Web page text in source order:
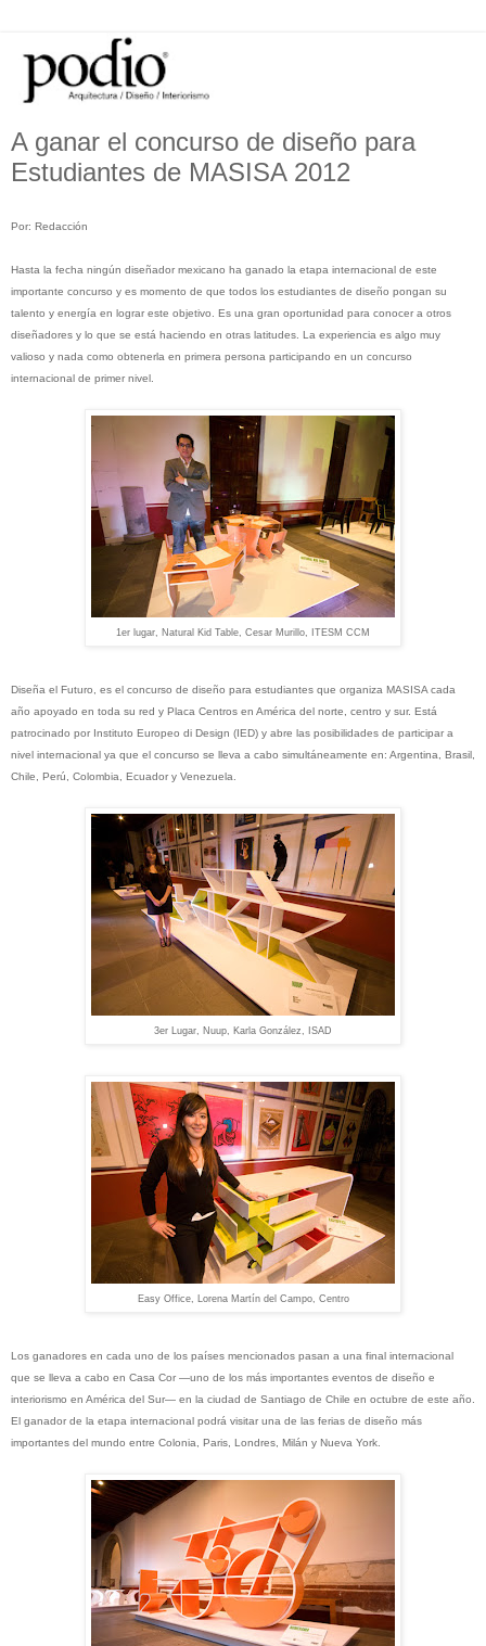
A ganar el concurso de diseño para
Estudiantes de MASISA 2012
Por: Redacción
Hasta la fecha ningún diseñador mexicano ha ganado la etapa internacional de este
importante concurso y es momento de que todos los estudiantes de diseño pongan su
talento y energía en lograr este objetivo. Es una gran oportunidad para conocer a otros
diseñadores y lo que se está haciendo en otras latitudes. La experiencia es algo muy
valioso y nada como obtenerla en primera persona participando en un concurso
internacional de primer nivel.
1er lugar, Natural Kid Table, Cesar Murillo, ITESM CCM
Diseña el Futuro, es el concurso de diseño para estudiantes que organiza MASISA cada
año apoyado en toda su red y Placa Centros en América del norte, centro y sur. Está
patrocinado por Instituto Europeo di Design (IED) y abre las posibilidades de participar a
nivel internacional ya que el concurso se lleva a cabo simultáneamente en: Argentina, Brasil,
Chile, Perú, Colombia, Ecuador y Venezuela.
3er Lugar, Nuup, Karla González, ISAD
Easy Office, Lorena Martín del Campo, Centro
Los ganadores en cada uno de los países mencionados pasan a una final internacional
que se lleva a cabo en Casa Cor —uno de los más importantes eventos de diseño e
interiorismo en América del Sur— en la ciudad de Santiago de Chile en octubre de este año.
El ganador de la etapa internacional podrá visitar una de las ferias de diseño más
importantes del mundo entre Colonia, Paris, Londres, Milán y Nueva York.